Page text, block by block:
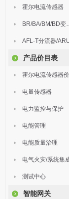
霍尔电流传感器
BR/BA/
产品价目表
霍尔电流传感器
电量传感器
电力监控与保护
电能管理
电能质量治理
电气火灾/系统集
测试中心
智能网关